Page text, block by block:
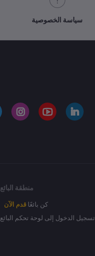
سياسة الخصوصية
منطقة البائع
كن بائعًا قدم الآن
تسجيل الدخول إلى لوحة تحكم البائع